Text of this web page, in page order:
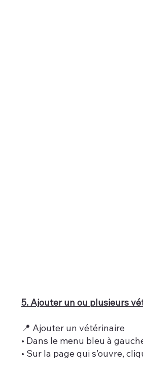
5. Ajouter un ou plusieurs
📍 Ajouter un vétérinaire
• Dans le menu bleu à
• Sur la page qui s’ouvre,